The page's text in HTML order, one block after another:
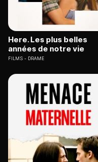
Here. Les plus belles
années de notre vie
FILMS DRAME